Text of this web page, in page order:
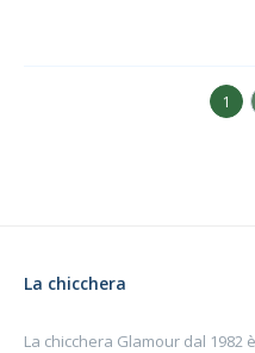
1
La chicchera
La chicchera Glamour dal